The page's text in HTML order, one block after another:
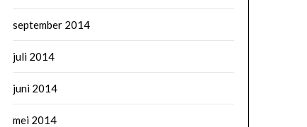
september 2014
juli 2014
juni 2014
mei 2014